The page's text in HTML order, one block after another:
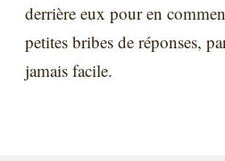
derrière eux pour en
petites bribes de réponses,
jamais facile.